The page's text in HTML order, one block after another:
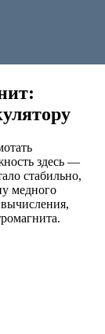
здесь —
стабильно,
медного